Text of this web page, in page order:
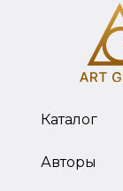
Каталог
Авторы